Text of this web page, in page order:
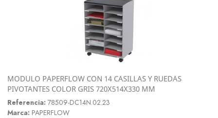
MODULO PAPERFLOW CON 14 CASILLAS Y RUEDAS
PIVOTANTES COLOR GRIS 720X514X330 MM
Referencia: 78509-DC14N.02.23
Marca: PAPERFLOW